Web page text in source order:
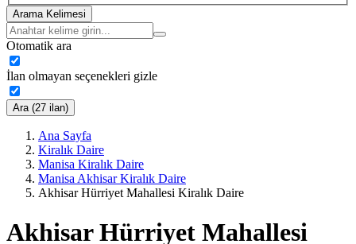
Arama Kelimesi
Otomatik ara
İlan olmayan seçenekleri gizle
Ara (27 ilan)
Ana Sayfa
Kiralık Daire
Manisa Kiralık Daire
Manisa Akhisar Kiralık Daire
Akhisar Hürriyet Mahallesi Kiralık Daire
Akhisar Hürriyet Mahallesi